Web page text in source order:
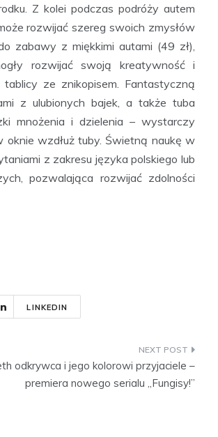
Z kolei podczas podróży autem
rozwijać szereg swoich zmysłów
zabawy z miękkimi autami (49 zł),
rozwijać swoją kreatywność i
ze znikopisem. Fantastyczną
z ulubionych bajek, a także tuba
mnożenia i dzielenia – wystarczy
wzdłuż tuby. Świetną naukę w
z zakresu języka polskiego lub
pozwalająca rozwijać zdolności
LINKEDIN
odkrywca i jego kolorowi przyjaciele –
premiera nowego serialu „Fungisy!”